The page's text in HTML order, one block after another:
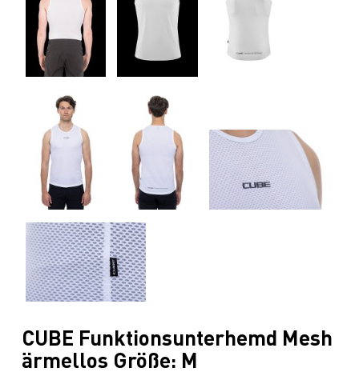
CUBE Funktionsunterhemd Mesh
ärmellos Größe: M